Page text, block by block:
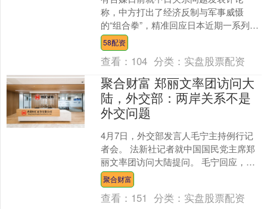
称，中方打出了经济反制与军事威慑
的“组合拳”，精准回应日本近期一系列危
险挑衅。这意味着，中方对日反制，从
经济到安保，全面升级。而....
58配资
查看： 104 分类： 实盘股票配资
聚合财富 郑丽文率团访问大
陆，外交部：两岸关系不是
外交问题
4月7日，外交部发言人毛宁主持例行记
者会。 法新社记者就中国国民党主席郑
丽文率团访问大陆提问。 毛宁回应，台
湾问题是中国内政，两岸关系不是外交
问题。但是我可以告....
聚合财富
查看： 151 分类： 实盘股票配资